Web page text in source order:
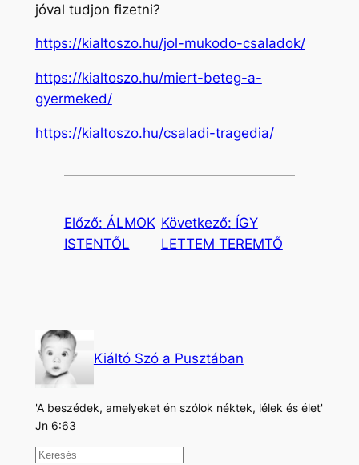
jóval tudjon fizetni?
https://kialtoszo.hu/jol-mukodo-csaladok/
https://kialtoszo.hu/miert-beteg-a-
gyermeked/
https://kialtoszo.hu/csaladi-tragedia/
Előző: ÁLMOK
ISTENTŐL
Következő: ÍGY
LETTEM TEREMTŐ
Kiáltó Szó a Pusztában
'A beszédek, amelyeket én szólok néktek, lélek és élet'
Jn 6:63
K